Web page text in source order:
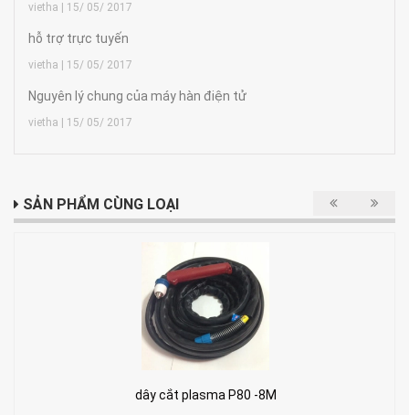
vietha | 15/ 05/ 2017
hỗ trợ trực tuyến
vietha | 15/ 05/ 2017
Nguyên lý chung của máy hàn điện tử
vietha | 15/ 05/ 2017
SẢN PHẨM CÙNG LOẠI
dây cắt plasma P80 -8M